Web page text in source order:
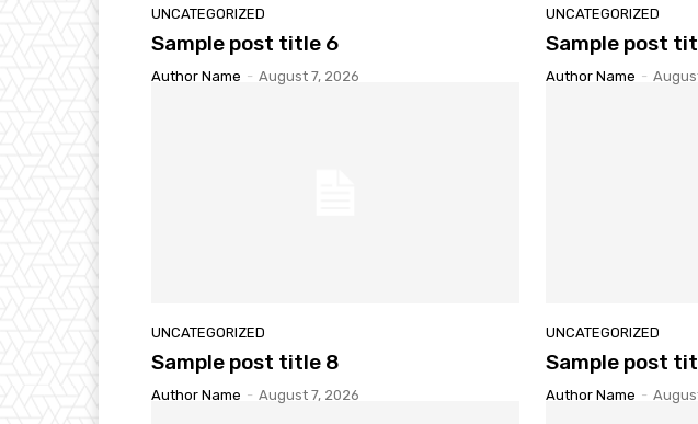
UNCATEGORIZED
Sample post title 6
Author Name - August 7, 2026
UNCATEGORIZED
Sample post
Author Name -
UNCATEGORIZED
Sample post title 8
Author Name - August 7, 2026
UNCATEGORIZED
Sample post
Author Name -